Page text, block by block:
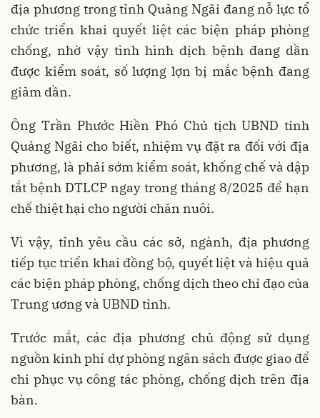
địa phương trong tỉnh Quảng Ngãi đang nỗ lực tổ
chức triển khai quyết liệt các biện pháp phòng
chống, nhờ vậy tình hình dịch bệnh đang dần
được kiểm soát, số lượng lợn bị mắc bệnh đang
giảm dần.
Ông Trần Phước Hiền Phó Chủ tịch UBND tỉnh
Quảng Ngãi cho biết, nhiệm vụ đặt ra đối với địa
phương, là phải sớm kiểm soát, khống chế và dập
tắt bệnh DTLCP ngay trong tháng 8/2025 để hạn
chế thiệt hại cho người chăn nuôi.
Vì vậy, tỉnh yêu cầu các sở, ngành, địa phương
tiếp tục triển khai đồng bộ, quyết liệt và hiệu quả
các biện pháp phòng, chống dịch theo chỉ đạo của
Trung ương và UBND tỉnh.
Trước mắt, các địa phương chủ động sử dụng
nguồn kinh phí dự phòng ngân sách được giao để
chi phục vụ công tác phòng, chống dịch trên địa
bàn.